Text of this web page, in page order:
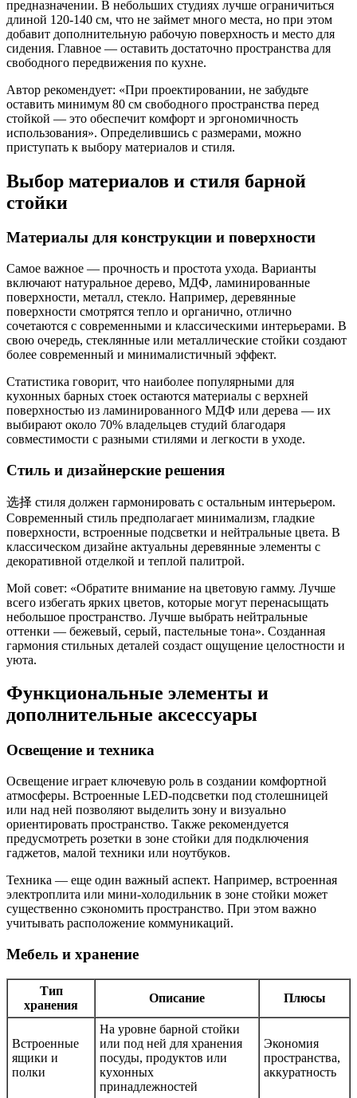
предназначении. В небольших студиях лучше ограничиться
длиной 120-140 см, что не займет много места, но при этом
добавит дополнительную рабочую поверхность и место для
сидения. Главное — оставить достаточно пространства для
свободного передвижения по кухне.
Автор рекомендует: «При проектировании, не забудьте
оставить минимум 80 см свободного пространства перед
стойкой — это обеспечит комфорт и эргономичность
использования». Определившись с размерами, можно
приступать к выбору материалов и стиля.
Выбор материалов и стиля барной
стойки
Материалы для конструкции и поверхности
Самое важное — прочность и простота ухода. Варианты
включают натуральное дерево, МДФ, ламинированные
поверхности, металл, стекло. Например, деревянные
поверхности смотрятся тепло и органично, отлично
сочетаются с современными и классическими интерьерами. В
свою очередь, стеклянные или металлические стойки создают
более современный и минималистичный эффект.
Статистика говорит, что наиболее популярными для
кухонных барных стоек остаются материалы с верхней
поверхностью из ламинированного МДФ или дерева — их
выбирают около 70% владельцев студий благодаря
совместимости с разными стилями и легкости в уходе.
Стиль и дизайнерские решения
选择 стиля должен гармонировать с остальным интерьером.
Современный стиль предполагает минимализм, гладкие
поверхности, встроенные подсветки и нейтральные цвета. В
классическом дизайне актуальны деревянные элементы с
декоративной отделкой и теплой палитрой.
Мой совет: «Обратите внимание на цветовую гамму. Лучше
всего избегать ярких цветов, которые могут перенасыщать
небольшое пространство. Лучше выбрать нейтральные
оттенки — бежевый, серый, пастельные тона». Созданная
гармония стильных деталей создаст ощущение целостности и
уюта.
Функциональные элементы и
дополнительные аксессуары
Освещение и техника
Освещение играет ключевую роль в создании комфортной
атмосферы. Встроенные LED-подсветки под столешницей
или над ней позволяют выделить зону и визуально
ориентировать пространство. Также рекомендуется
предусмотреть розетки в зоне стойки для подключения
гаджетов, малой техники или ноутбуков.
Техника — еще один важный аспект. Например, встроенная
электроплита или мини-холодильник в зоне стойки может
существенно сэкономить пространство. При этом важно
учитывать расположение коммуникаций.
Мебель и хранение
Тип
хранения
Описание Плюсы
Встроенные
ящики и
полки
На уровне барной стойки
или под ней для хранения
посуды, продуктов или
кухонных
принадлежностей
Экономия
пространства,
аккуратность